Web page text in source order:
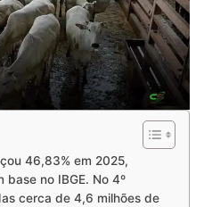
46,83% em 2025,
no IBGE. No 4º
cerca de 4,6 milhões de